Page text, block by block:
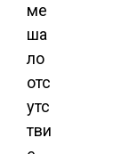
ме
ша
ло
отс
утс
тви